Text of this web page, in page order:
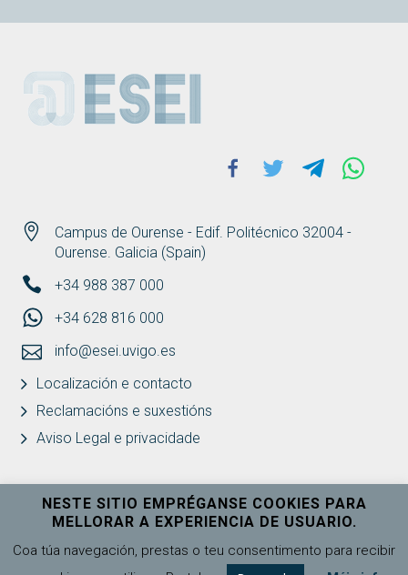
ESEI
Campus de Ourense - Edif. Politécnico 32004 -
Ourense. Galicia (Spain)
+34 988 387 000
+34 628 816 000
info@esei.uvigo.es
Localización e contacto
Reclamacións e suxestións
Aviso Legal e privacidade
Facebook
Twitter Telegram
NESTE SITIO EMPRÉGANSE COOKIES PARA
MELLORAR A EXPERIENCIA DE USUARIO.
Coa túa navegación, prestas o teu consentimento para recibir